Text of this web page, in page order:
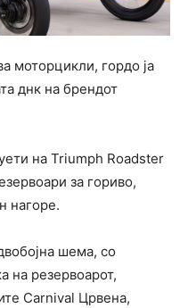
моторцикли, гордо ја
днк на брендот
на Triumph Roadster
за гориво,
нагоре.
шема, со
на резервоарот,
Carnival Црвена,